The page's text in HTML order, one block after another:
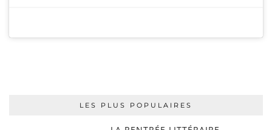
LES PLUS POPULAIRES